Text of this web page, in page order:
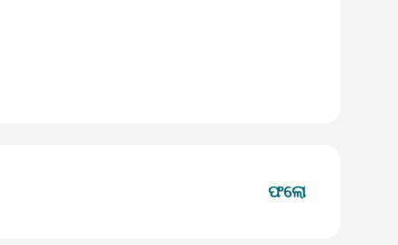
ଫଲୋ